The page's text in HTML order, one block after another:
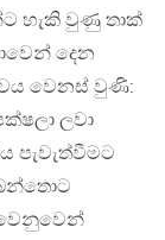
හැකි වුණු තාක්
දෙන
වෙනස් වුණි:
ලවා
පැවැත්වීමට
වෙනුවෙන්